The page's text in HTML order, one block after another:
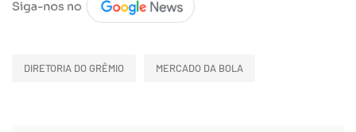
DIRETORIA DO GRÊMIO MERCADO DA BOLA